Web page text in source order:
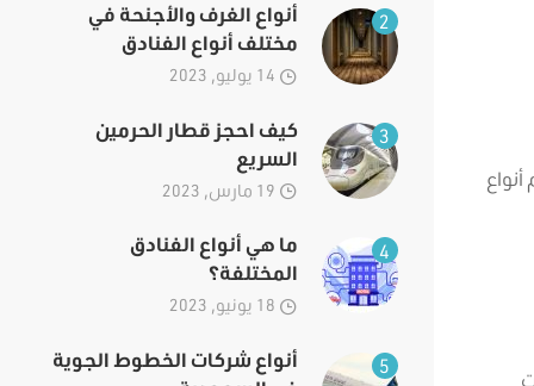
2
أنواع الغرف والأجنحة في
مختلف أنواع الفنادق
3
كيف احجز قطار الحرمين
السريع
4
ما هي أنواع الفنادق
المختلفة؟
5
أنواع شركات الخطوط الجوية